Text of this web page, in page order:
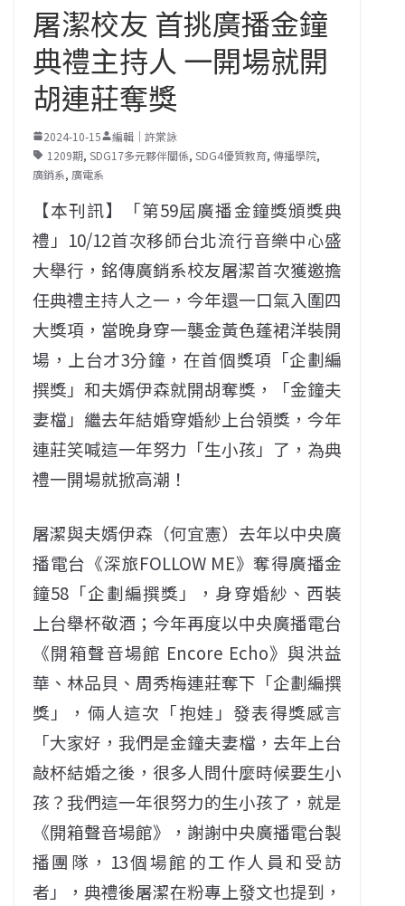
屠潔校友 首挑廣播金鐘
典禮主持人 一開場就開
胡連莊奪獎
2024-10-15
編輯｜許棠詠
1209期, SDG17多元夥伴關係, SDG4優質教育, 傳播學院,
廣銷系, 廣電系
【本刊訊】「第59屆廣播金鐘獎頒獎典
禮」10/12首次移師台北流行音樂中心盛
大舉行，銘傳廣銷系校友屠潔首次獲邀擔
任典禮主持人之一，今年還一口氣入圍四
大獎項，當晚身穿一襲金黃色蓬裙洋裝開
場，上台才3分鐘，在首個獎項「企劃編
撰獎」和夫婿伊森就開胡奪獎，「金鐘夫
妻檔」繼去年結婚穿婚紗上台領獎，今年
連莊笑喊這一年努力「生小孩」了，為典
禮一開場就掀高潮！
屠潔與夫婿伊森（何宜憲）去年以中央廣
播電台《深旅FOLLOW ME》奪得廣播金
鐘58「企劃編撰獎」，身穿婚紗、西裝
上台舉杯敬酒；今年再度以中央廣播電台
《開箱聲音場館 Encore Echo》與洪益
華、林品貝、周秀梅連莊奪下「企劃編撰
獎」，倆人這次「抱娃」發表得獎感言
「大家好，我們是金鐘夫妻檔，去年上台
敲杯結婚之後，很多人問什麼時候要生小
孩？我們這一年很努力的生小孩了，就是
《開箱聲音場館》，謝謝中央廣播電台製
播團隊，13個場館的工作人員和受訪
者」，典禮後屠潔在粉專上發文也提到，